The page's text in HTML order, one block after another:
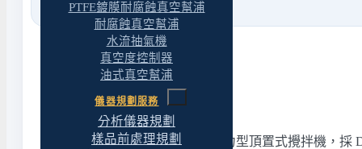
PTFE鍍膜耐腐蝕真空幫浦
耐腐蝕真空幫浦
水流抽氣機
真空度控制器
油式真空幫浦
儀器規劃服務
分析儀器規劃
樣品前處理規劃
產品定位與適用情境
EYELA ZZ-2000 Series 是高扭力型頂置式攪拌機，